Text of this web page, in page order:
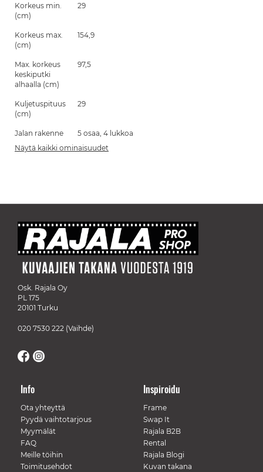
Korkeus min.
(cm)
29
Korkeus max.
(cm)
154,9
Max. korkeus
keskiputki
alhaalla (cm)
97,5
Kuljetuspituus
(cm)
29
Jalan rakenne
5 osaa, 4 lukkoa
Näytä kaikki ominaisuudet
Osk. Rajala Oy
PL 175
20101 Turku
020 7530 222 (Vaihde)
Info
Ota yhteyttä
Pyydä vaihtotarjous
Myymälät
FAQ
Meille töihin
Toimitusehdot
Inspiroidu
Frame
Swap It
Rajala B2B
Rental
Rajala Blogi
Kuvan takana